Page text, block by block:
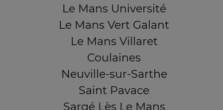
Le Mans Université
Le Mans Vert Galant
Le Mans Villaret
Coulaines
Neuville-sur-Sarthe
Saint Pavace
Sargé Lès Le Mans